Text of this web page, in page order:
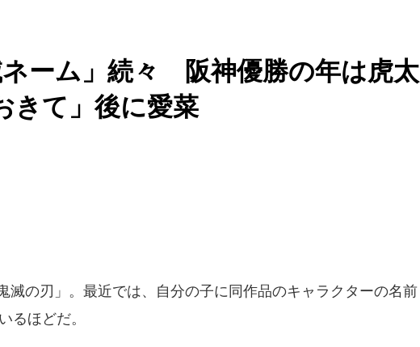
ーム」続々 阪神優勝の年は虎太
きて」後に愛菜
滅の刃」。最近では、自分の子に同作品のキャラクターの名前
るほどだ。